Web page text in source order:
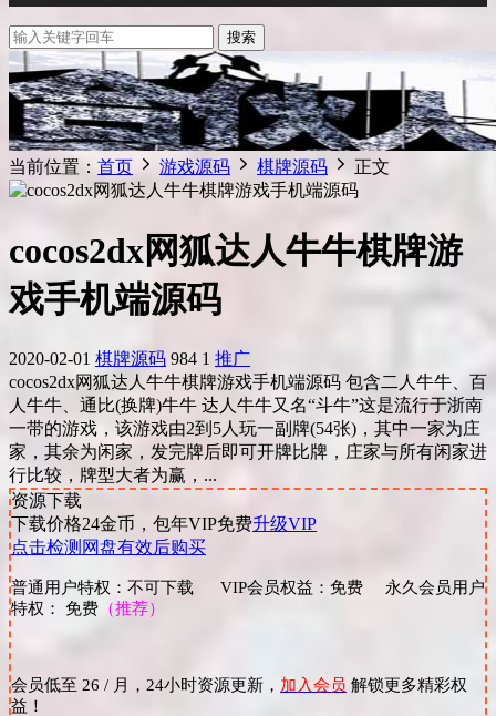
搜索
当前位置： 首页 游戏源码 棋牌源码 正文
cocos2dx网狐达人牛牛棋牌游
戏手机端源码
2020-02-01 棋牌源码 984 1 推广
cocos2dx网狐达人牛牛棋牌游戏手机端源码 包含二人牛牛、百
人牛牛、通比(换牌)牛牛 达人牛牛又名“斗牛”这是流行于浙南
一带的游戏，该游戏由2到5人玩一副牌(54张)，其中一家为庄
家，其余为闲家，发完牌后即可开牌比牌，庄家与所有闲家进
行比较，牌型大者为赢，...
资源下载
下载价格24金币，包年VIP免费升级VIP
点击检测网盘有效后购买
普通用户特权：不可下载 VIP会员权益：免费 永久会员用户
特权： 免费 （推荐）
会员低至 26 / 月，24小时资源更新， 加入会员 解锁更多精彩权
益！